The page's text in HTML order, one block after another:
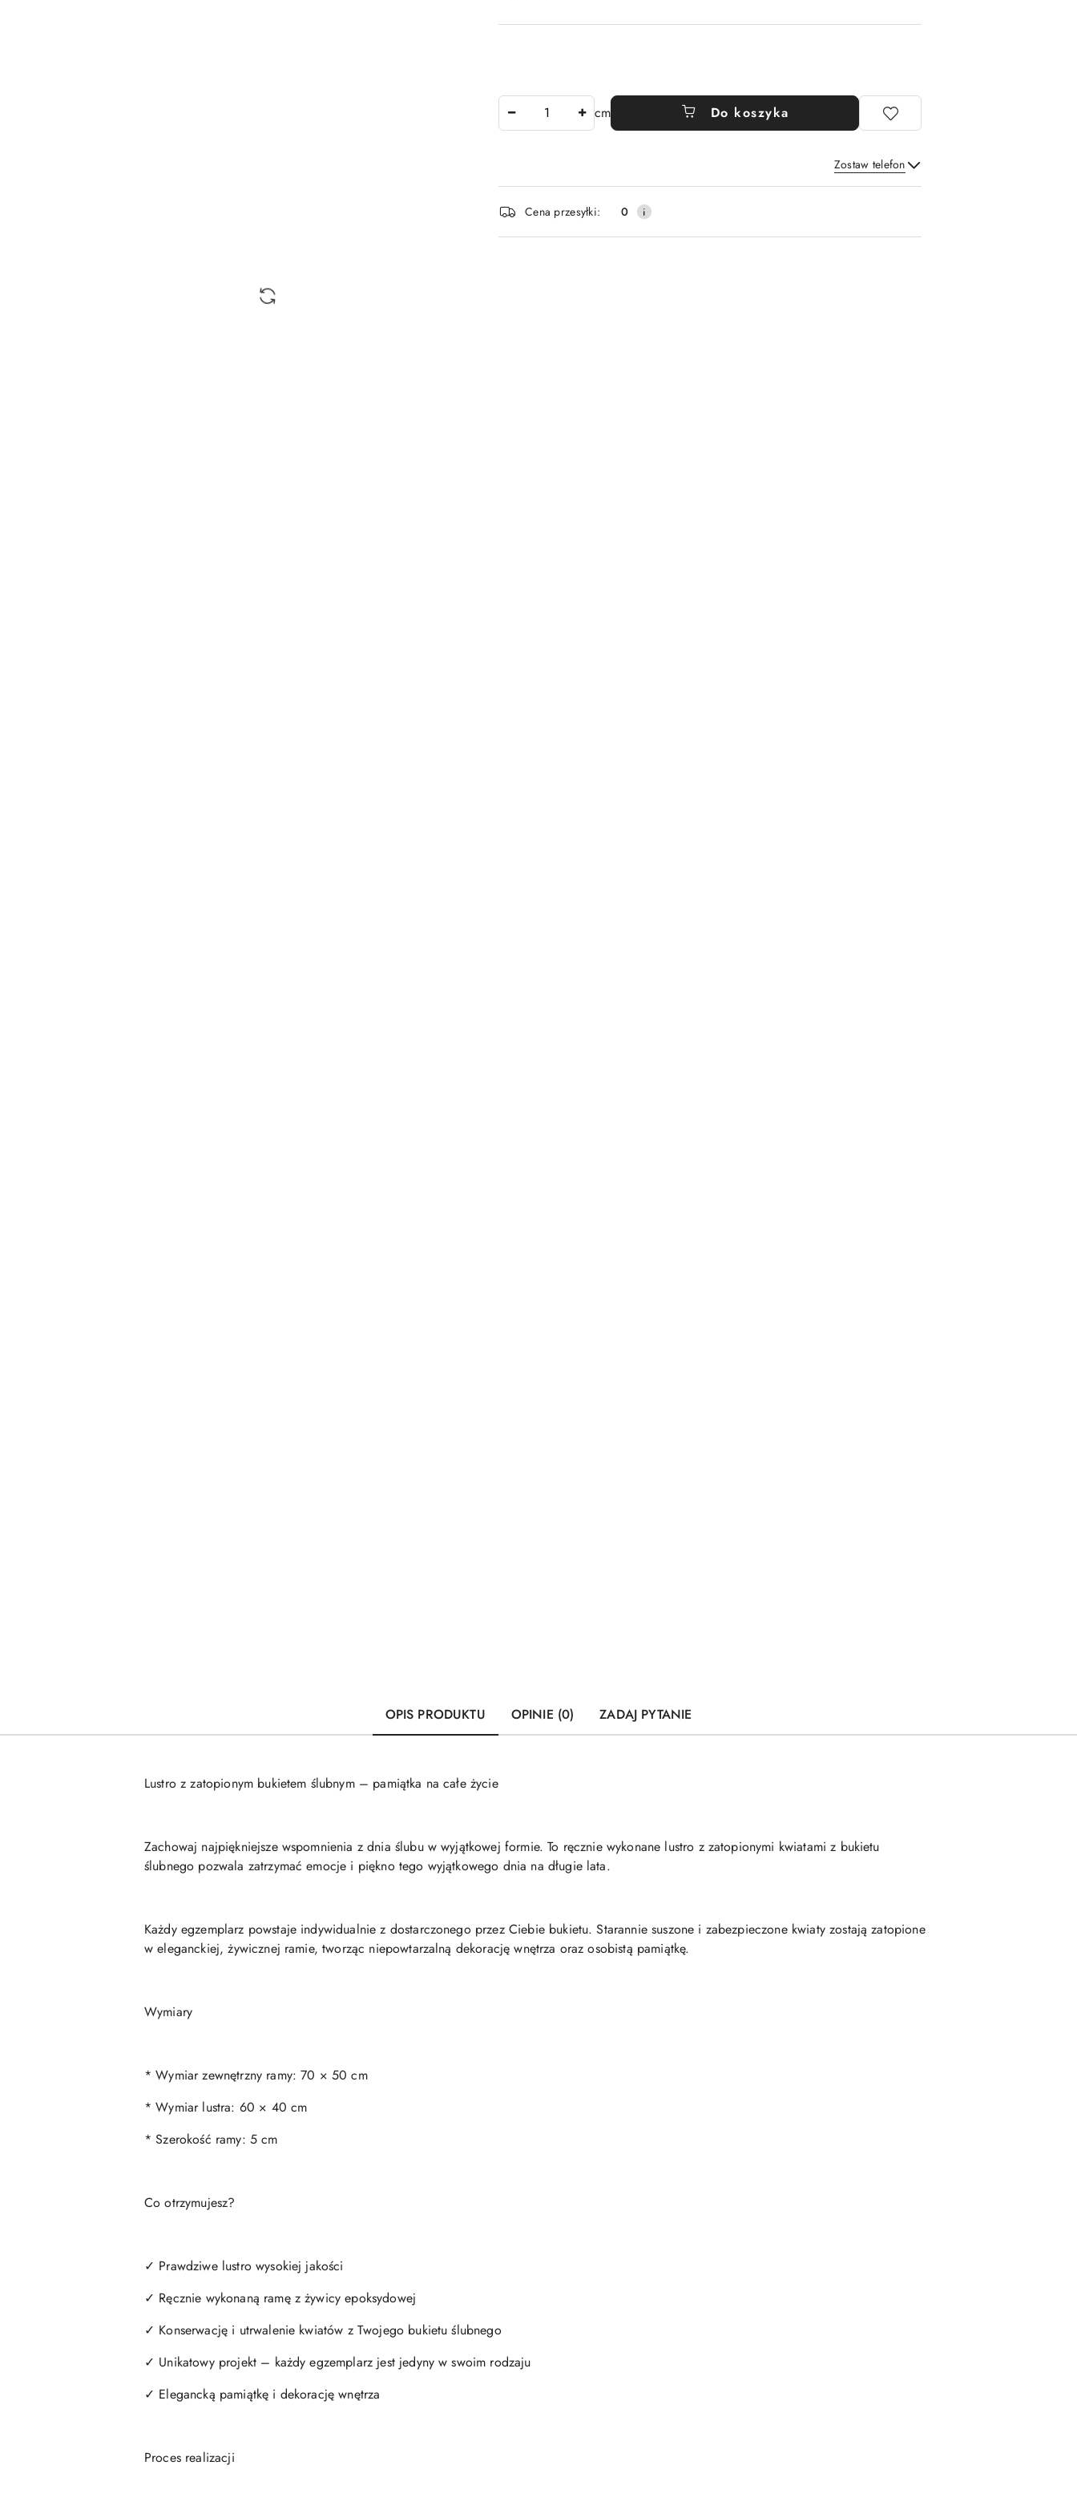
cm Do koszyka
Zostaw telefon
Wyślij
Dostępność
i
Cena przesyłki: 0
OPIS PRODUKTU OPINIE (0) ZADAJ PYTANIE
Lustro z zatopionym bukietem ślubnym – pamiątka na całe życie
Zachowaj najpiękniejsze wspomnienia z dnia ślubu w wyjątkowej formie. To ręcznie wykonane lustro z zatopionymi kwiatami z bukietu
ślubnego pozwala zatrzymać emocje i piękno tego wyjątkowego dnia na długie lata.
Każdy egzemplarz powstaje indywidualnie z dostarczonego przez Ciebie bukietu. Starannie suszone i zabezpieczone kwiaty zostają zatopione
w eleganckiej, żywicznej ramie, tworząc niepowtarzalną dekorację wnętrza oraz osobistą pamiątkę.
Wymiary
* Wymiar zewnętrzny ramy: 70 × 50 cm
* Wymiar lustra: 60 × 40 cm
* Szerokość ramy: 5 cm
Co otrzymujesz?
✓ Prawdziwe lustro wysokiej jakości
✓ Ręcznie wykonaną ramę z żywicy epoksydowej
✓ Konserwację i utrwalenie kwiatów z Twojego bukietu ślubnego
✓ Unikatowy projekt – każdy egzemplarz jest jedyny w swoim rodzaju
✓ Elegancką pamiątkę i dekorację wnętrza
Proces realizacji